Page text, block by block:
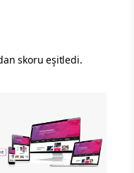
skoru eşitledi.